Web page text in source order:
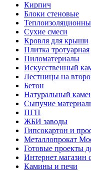
Кирпич
Блоки стеновые
Сухие смеси
Кровля для крыши
Плитка тротуарная
Пиломатериалы
Искусственный
Лестницы на
Бетон
Натуральный
Сыпучие
ПГП
ЖБИ заводы
Гипсокартон и
Металлопрокат
Готовые проекты
Интернет магазин
Камины и печи